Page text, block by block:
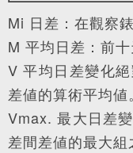
Mi 日差：在觀察
M 平均日差：前十
V 平均日差變化
差値的算術平均値。
Vmax. 最大日差
差間差値的最大組